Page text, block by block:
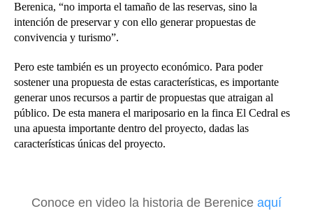
Berenica, “no importa el tamaño de las reservas, sino la
intención de preservar y con ello generar propuestas de
convivencia y turismo”.
Pero este también es un proyecto económico. Para poder
sostener una propuesta de estas características, es importante
generar unos recursos a partir de propuestas que atraigan al
público. De esta manera el mariposario en la finca El Cedral es
una apuesta importante dentro del proyecto, dadas las
características únicas del proyecto.
Conoce en video la historia de Berenice aquí